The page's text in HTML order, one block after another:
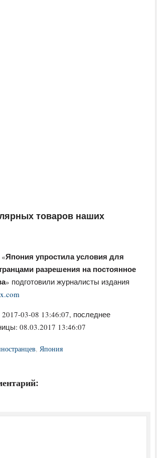
товаров наших
«Япония упростила условия для
разрешения на постоянное
» подготовили журналисты издания
2017-03-08 13:46:07, последнее
08.03.2017 13:46:07
,Япония